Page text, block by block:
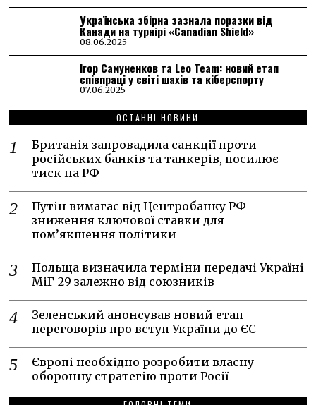
Українська збірна зазнала поразки від
Канади на турнірі «Canadian Shield»
08.06.2025
Ігор Самуненков та Leo Team: новий етап
співпраці у світі шахів та кіберспорту
07.06.2025
ОСТАННІ НОВИНИ
Британія запровадила санкції проти
російських банків та танкерів, посилює
тиск на РФ
Путін вимагає від Центробанку РФ
зниження ключової ставки для
пом’якшення політики
Польща визначила терміни передачі Україні
МіГ-29 залежно від союзників
Зеленський анонсував новий етап
переговорів про вступ України до ЄС
Європі необхідно розробити власну
оборонну стратегію проти Росії